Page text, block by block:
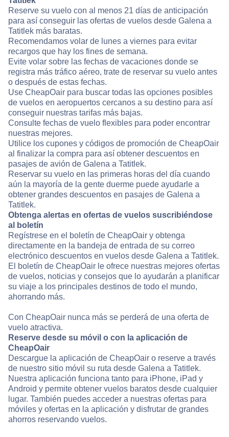
Reserve su vuelo con al menos 21 días de anticipación
para así conseguir las ofertas de vuelos desde Galena a
Tatitlek más baratas.
Recomendamos volar de lunes a viernes para evitar
recargos que hay los fines de semana.
Evite volar sobre las fechas de vacaciones donde se
registra más tráfico aéreo, trate de reservar su vuelo antes
o después de estas fechas.
Use CheapOair para buscar todas las opciones posibles
de vuelos en aeropuertos cercanos a su destino para así
conseguir nuestras tarifas más bajas.
Consulte fechas de vuelo flexibles para poder encontrar
nuestras mejores.
Utilice los cupones y códigos de promoción de CheapOair
al finalizar la compra para así obtener descuentos en
pasajes de avión de Galena a Tatitlek.
Reservar su vuelo en las primeras horas del día cuando
aún la mayoría de la gente duerme puede ayudarle a
obtener grandes descuentos en pasajes de Galena a
Tatitlek.
Obtenga alertas en ofertas de vuelos suscribiéndose
al boletín
Regístrese en el boletín de CheapOair y obtenga
directamente en la bandeja de entrada de su correo
electrónico descuentos en vuelos desde Galena a Tatitlek.
El boletín de CheapOair le ofrece nuestras mejores ofertas
de vuelos, noticias y consejos que lo ayudarán a planificar
su viaje a los principales destinos de todo el mundo,
ahorrando más.
Con CheapOair nunca más se perderá de una oferta de
vuelo atractiva.
Reserve desde su móvil o con la aplicación de
CheapOair
Descargue la aplicación de CheapOair o reserve a través
de nuestro sitio móvil su ruta desde Galena a Tatitlek.
Nuestra aplicación funciona tanto para iPhone, iPad y
Android y permite obtener vuelos baratos desde cualquier
lugar. También puedes acceder a nuestras ofertas para
móviles y ofertas en la aplicación y disfrutar de grandes
ahorros reservando vuelos.